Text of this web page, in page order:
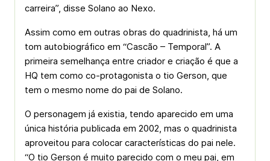
carreira”, disse Solano ao Nexo.
Assim como em outras obras do quadrinista, há um
tom autobiográfico em “Cascão – Temporal”. A
primeira semelhança entre criador e criação é que a
HQ tem como co-protagonista o tio Gerson, que
tem o mesmo nome do pai de Solano.
O personagem já existia, tendo aparecido em uma
única história publicada em 2002, mas o quadrinista
aproveitou para colocar características do pai nele.
“O tio Gerson é muito parecido com o meu pai, em